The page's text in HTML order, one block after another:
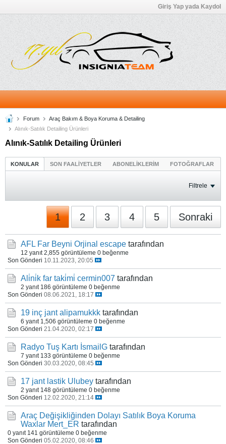
Giriş Yap yada Kaydol
Forum
Araç Bakım & Boya Koruma & Detailing
Alınık-Satılık Detailing Ürünleri
Alınık-Satılık Detailing Ürünleri
KONULAR SON FAALİYETLER ABONELİKLERİM FOTOĞRAFLAR
Filtrele
1 2 3 4 5 Sonraki
AFL Far Beyni Orjinal escape tarafından
12 yanıt 2,855 görüntüleme 0 beğenme
Son Gönderi 10.11.2023, 20:05
Ali̇ni̇k far taki̇mi̇ cermin007 tarafından
2 yanıt 186 görüntüleme 0 beğenme
Son Gönderi 08.06.2021, 18:17
19 inç jant alipamukkk tarafından
6 yanıt 1,506 görüntüleme 0 beğenme
Son Gönderi 21.04.2020, 02:17
Radyo Tuş Kartı İsmailG tarafından
7 yanıt 133 görüntüleme 0 beğenme
Son Gönderi 30.03.2020, 08:45
17 jant lastik Ulubey tarafından
2 yanıt 148 görüntüleme 0 beğenme
Son Gönderi 12.02.2020, 21:14
Araç Değişikliğinden Dolayı Satılık Boya Koruma
Waxlar Mert_ER tarafından
0 yanıt 141 görüntüleme 0 beğenme
Son Gönderi 05.02.2020, 08:46